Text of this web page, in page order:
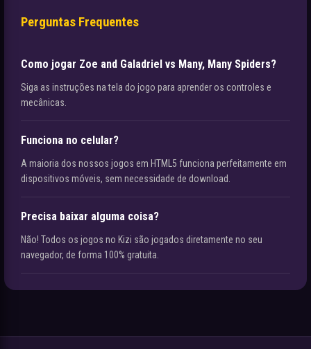
Perguntas Frequentes
Como jogar Zoe and Galadriel vs Many, Many Spiders?
Siga as instruções na tela do jogo para aprender os controles e
mecânicas.
Funciona no celular?
A maioria dos nossos jogos em HTML5 funciona perfeitamente em
dispositivos móveis, sem necessidade de download.
Precisa baixar alguma coisa?
Não! Todos os jogos no Kizi são jogados diretamente no seu
navegador, de forma 100% gratuita.